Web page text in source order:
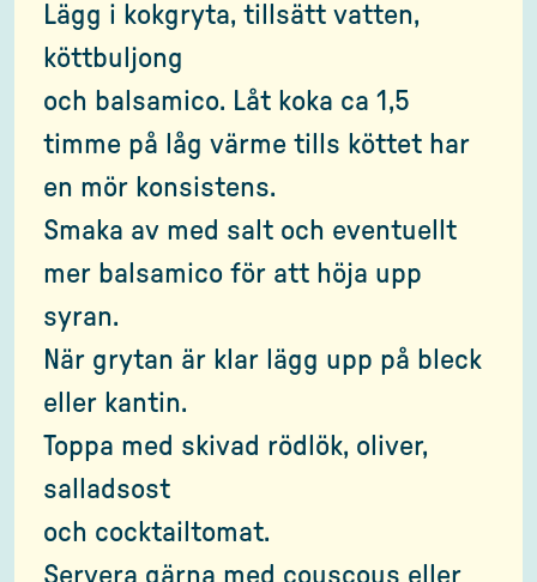
Lägg i kokgryta, tillsätt vatten,
köttbuljong
och balsamico. Låt koka ca 1,5
timme på låg värme tills köttet har
en mör konsistens.
Smaka av med salt och eventuellt
mer balsamico för att höja upp
syran.
När grytan är klar lägg upp på bleck
eller kantin.
Toppa med skivad rödlök, oliver,
salladsost
och cocktailtomat.
Servera gärna med couscous eller